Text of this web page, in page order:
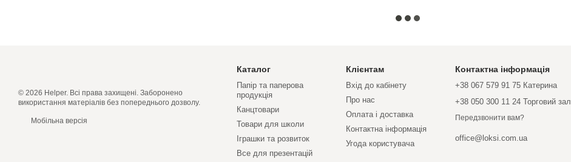
© 2026 Helper. Всі права захищені. Заборонено
використання матеріалів без попереднього дозволу.
Мобільна версія
Каталог
Папір та паперова
продукція
Канцтовари
Товари для школи
Іграшки та розвиток
Все для презентацій
Клієнтам
Вхід до кабінету
Про нас
Оплата і доставка
Контактна інформація
Угода користувача
Контактна інформація
+38 067 579 91 75 Катерина
+38 050 300 11 24 Торговий зал
Передзвонити вам?
office@loksi.com.ua